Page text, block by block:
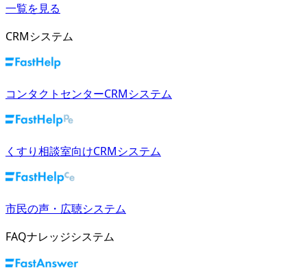
一覧を見る
CRMシステム
コンタクトセンターCRMシステム
くすり相談室向けCRMシステム
市民の声・広聴システム
FAQナレッジシステム